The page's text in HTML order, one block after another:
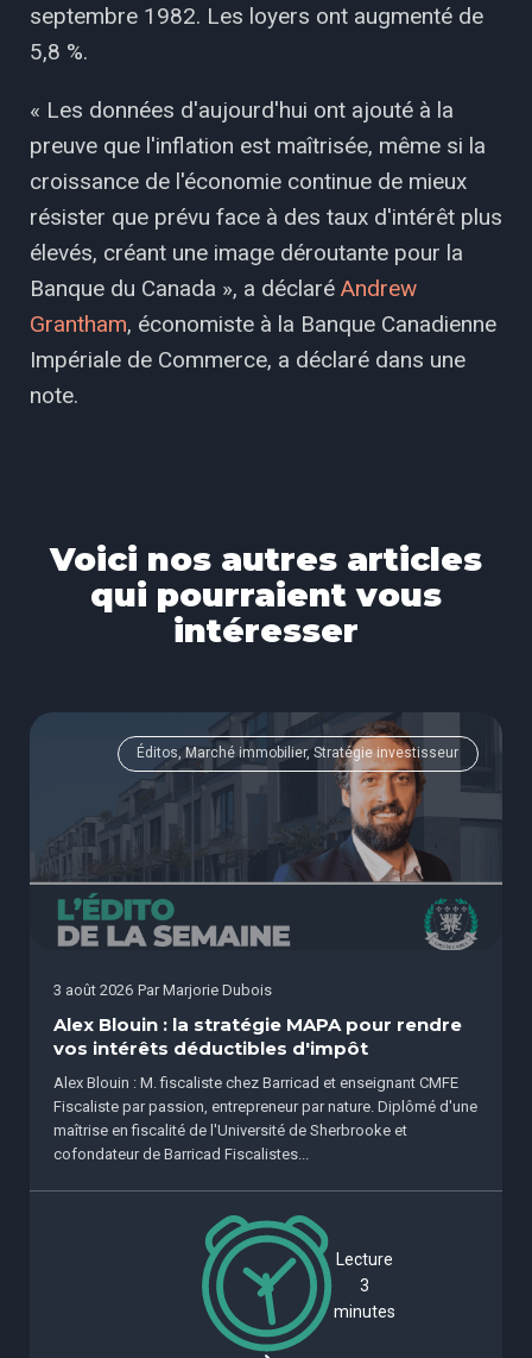
septembre 1982. Les loyers ont augmenté de
5,8 %.
« Les données d'aujourd'hui ont ajouté à la
preuve que l'inflation est maîtrisée, même si la
croissance de l'économie continue de mieux
résister que prévu face à des taux d'intérêt plus
élevés, créant une image déroutante pour la
Banque du Canada », a déclaré Andrew
Grantham, économiste à la Banque Canadienne
Impériale de Commerce, a déclaré dans une
note.
Voici nos autres articles
qui pourraient vous
intéresser
Éditos, Marché immobilier, Stratégie investisseur
3 août 2026 Par Marjorie Dubois
Alex Blouin : la stratégie MAPA pour rendre
vos intérêts déductibles d'impôt
Alex Blouin : M. fiscaliste chez Barricad et enseignant CMFE
Fiscaliste par passion, entrepreneur par nature. Diplômé d'une
maîtrise en fiscalité de l'Université de Sherbrooke et
cofondateur de Barricad Fiscalistes...
Lecture
3
minutes